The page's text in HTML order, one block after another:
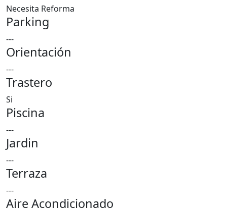
Necesita Reforma
Parking
---
Orientación
---
Trastero
Si
Piscina
---
Jardin
---
Terraza
---
Aire Acondicionado